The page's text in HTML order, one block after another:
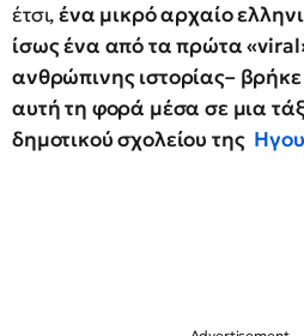
έτσι,ένα μικρό αρχαίο
ίσως ένα από τα πρώτα
ανθρώπινης ιστορίας–
αυτή τη φορά μέσα σε μια
δημοτικού σχολείου της